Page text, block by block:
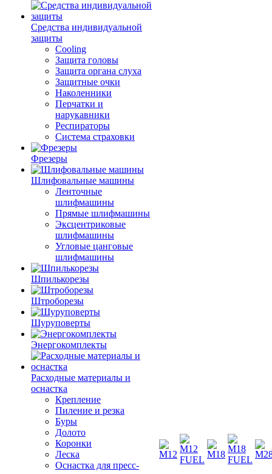
Средства индивидуальной
защиты
Cooling
Защита головы
Защита органа слуха
Защитные очки
Наколенники
Перчатки и
нарукавники
Респираторы
Система страховки
Фрезеры
Шлифовальные машины
Ленточные
шлифмашины
Прямые шлифмашины
Эксцентриковые
шлифмашины
Угловые цанговые
шлифмашины
Шпилькорезы
Штроборезы
Шуруповерты
Энергокомплекты
Расходные материалы и
оснастка
Крепление
Пиление и резка
Буры
Долото
Коронки
Леска
Оснастка для пресс-